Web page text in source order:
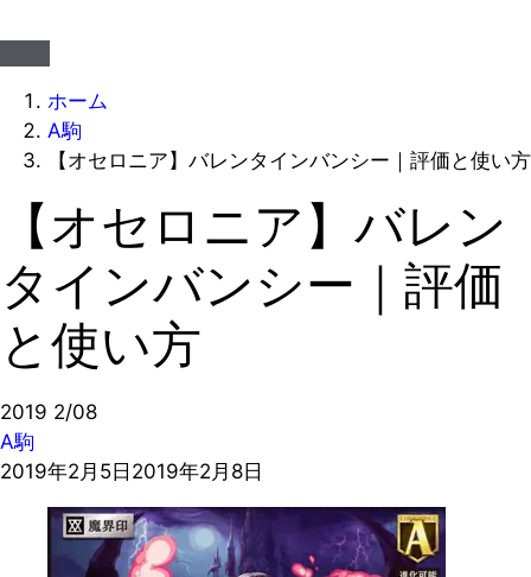
ホーム
A駒
【オセロニア】バレンタインバンシー｜評価と使い方
【オセロニア】バレン
タインバンシー｜評価
と使い方
2019 2/08
A駒
2019年2月5日 2019年2月8日